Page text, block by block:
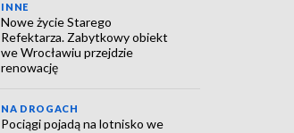
INNE
Nowe życie Starego
Refektarza. Zabytkowy obiekt
we Wrocławiu przejdzie
renowację
NA DROGACH
Pociągi pojadą na lotnisko we